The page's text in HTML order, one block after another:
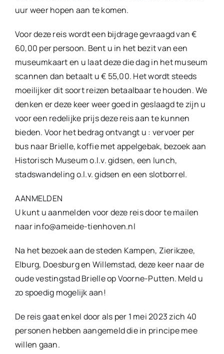
uur weer hopen aan te komen.
Voor deze reis wordt een bijdrage gevraagd van €
60,00 per persoon. Bent u in het bezit van een
museumkaart en u laat deze die dag in het museum
scannen dan betaalt u € 55,00. Het wordt steeds
moeilijker dit soort reizen betaalbaar te houden. We
denken er deze keer weer goed in geslaagd te zijn u
voor een redelijke prijs deze reis aan te kunnen
bieden. Voor het bedrag ontvangt u : vervoer per
bus naar Brielle, koffie met appelgebak, bezoek aan
Historisch Museum o.l.v. gidsen, een lunch,
stadswandeling o.l.v. gidsen en een slotborrel.
AANMELDEN
U kunt u aanmelden voor deze reis door te mailen
naar info@ameide-tienhoven.nl
Na het bezoek aan de steden Kampen, Zierikzee,
Elburg, Doesburg en Willemstad, deze keer naar de
oude vestingstad Brielle op Voorne-Putten. Meld u
zo spoedig mogelijk aan!
De reis gaat enkel door als per 1 mei 2023 zich 40
personen hebben aangemeld die in principe mee
willen gaan.